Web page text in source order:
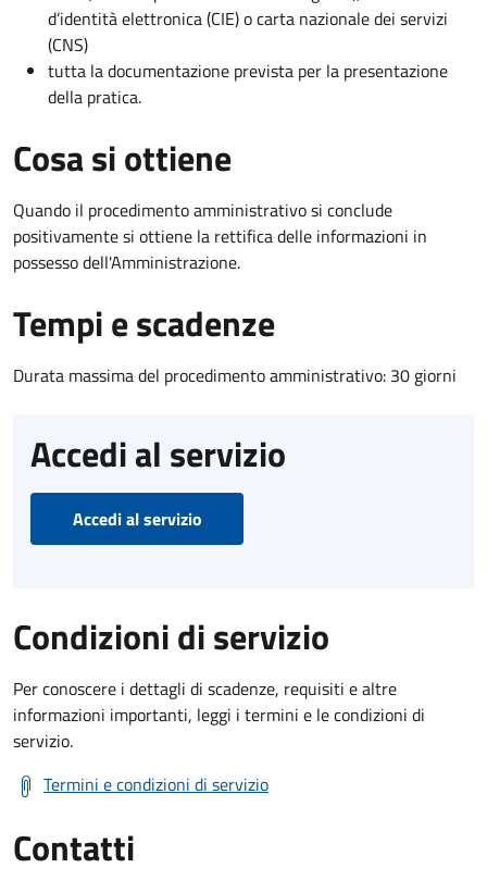
d’identità elettronica (CIE) o carta nazionale dei servizi
(CNS)
tutta la documentazione prevista per la presentazione
della pratica.
Cosa si ottiene
Quando il procedimento amministrativo si conclude
positivamente si ottiene la rettifica delle informazioni in
possesso dell'Amministrazione.
Tempi e scadenze
Durata massima del procedimento amministrativo: 30 giorni
Accedi al servizio
Accedi al servizio
Condizioni di servizio
Per conoscere i dettagli di scadenze, requisiti e altre
informazioni importanti, leggi i termini e le condizioni di
servizio.
Termini e condizioni di servizio
Contatti